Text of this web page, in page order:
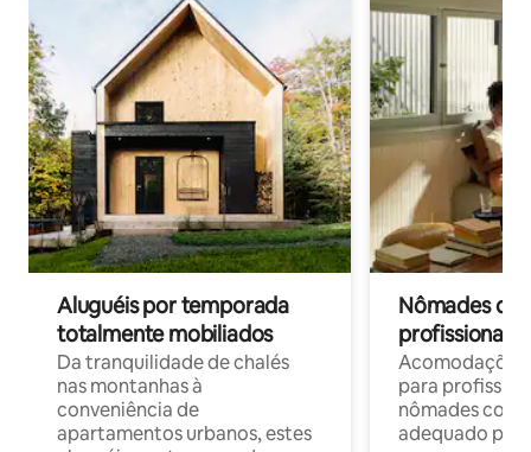
Aluguéis por temporada
totalmente mobiliados
Da tranquilidade de chalés
nas montanhas à
conveniência de
apartamentos urbanos, estes
Nômades
profissionais
para
nômades com
adequado